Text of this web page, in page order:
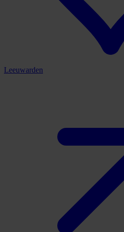
Leeuwarden